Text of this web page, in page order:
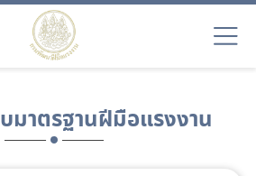
มาตรฐานฝีมือแรงงาน